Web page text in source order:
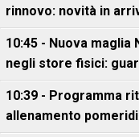
rinnovo: novità in
10:45 - Nuova
negli store fisici:
10:39 - Programma
allenamento